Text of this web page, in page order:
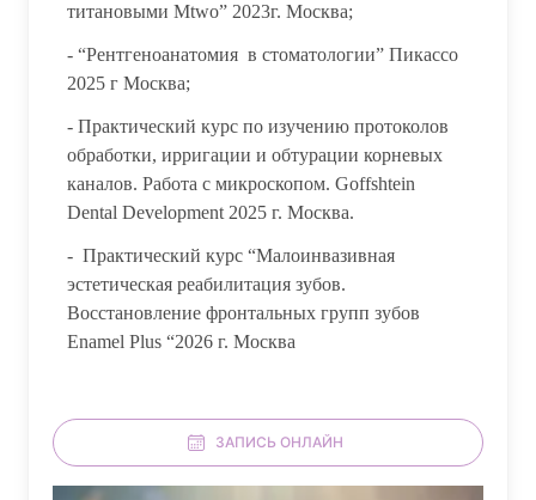
титановыми Mtwo” 2023г. Москва;
- “Рентгеноанатомия в стоматологии” Пикассо
2025 г Москва;
- Практический курс по изучению протоколов
обработки, ирригации и обтурации корневых
каналов. Работа с микроскопом. Goffshtein
Dental Development 2025 г. Москва.
- Практический курс “Малоинвазивная
эстетическая реабилитация зубов.
Восстановление фронтальных групп зубов
Enamel Plus “2026 г. Москва
ЗАПИСЬ ОНЛАЙН